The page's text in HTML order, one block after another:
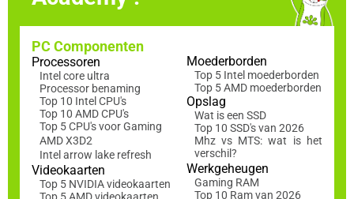
PC Componenten
Processoren
Intel core ultra
Processor benaming
Top 10 Intel CPU's
Top 10 AMD CPU's
Top 5 CPU's voor Gaming
AMD X3D2
Intel arrow lake refresh
Videokaarten
Top 5 NVIDIA videokaarten
Moederborden
Top 5 Intel moederborden
Top 5 AMD moederborden
Opslag
Wat is een SSD
Top 10 SSD's van 2026
Mhz vs MTS: wat is het
verschil?
Werkgeheugen
Gaming RAM
Top 10 Ram van 2026